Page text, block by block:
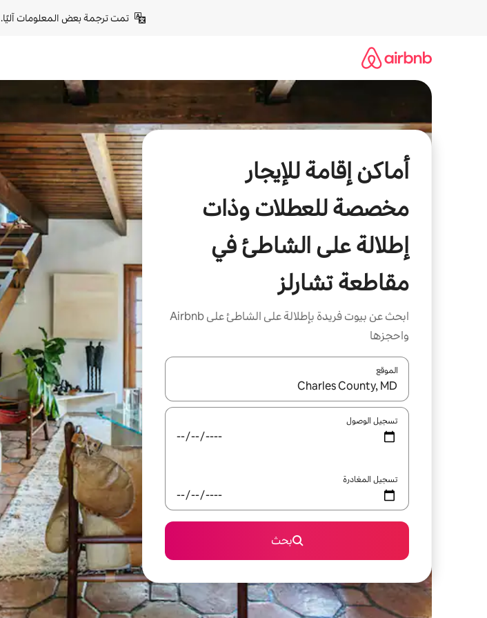
تمت ترجمة بعض المعلومات آليًا.
أماكن إقامة للإيجار
مخصصة للعطلات وذات
إطلالة على الشاطئ في
مقاطعة تشارلز
ابحث عن بيوت فريدة بإطلالة على الشاطئ على Airbnb
واحجزها
الموقع
عند توفر النتائج، انتقل باستخدام السهمين لأعلى ولأسفل أو استكشف عن طريق اللمس أو السحب.
تسجيل الوصول
تسجيل المغادرة
بحث